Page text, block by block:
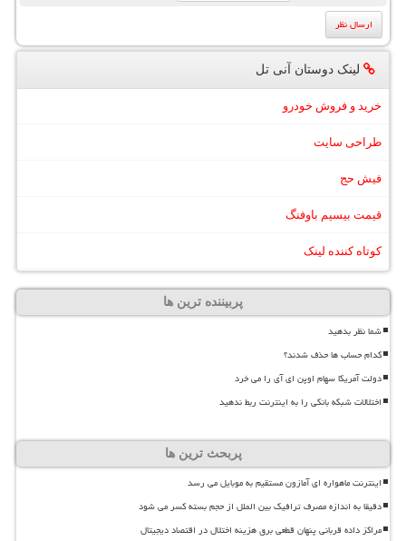
لینک دوستان آنی تل
خرید و فروش خودرو
طراحی سایت
فیش حج
قیمت بیسیم باوفنگ
کوتاه کننده لینک
پربیننده ترین ها
شما نظر بدهید
کدام حساب ها حذف شدند؟
دولت آمریکا سهام اوپن ای آی را می خرد
اختلالات شبکه بانکی را به اینترنت ربط ندهید
پربحث ترین ها
اینترنت ماهواره ای آمازون مستقیم به موبایل می رسد
دقیقا به اندازه مصرف ترافیک بین الملل از حجم بسته کسر می شود
مراکز داده قربانی پنهان قطعی برق هزینه اختلال در اقتصاد دیجیتال